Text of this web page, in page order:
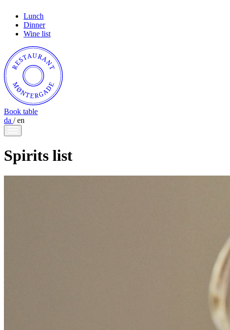
Lunch
Dinner
Wine list
Book table
da / en
Spirits list